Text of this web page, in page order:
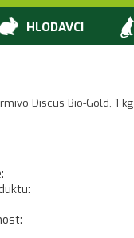
HLODAVCI
Discus Bio-Gold, 1 kg